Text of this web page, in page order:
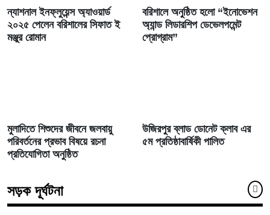
ন্যাশনাল ইনফ্লুয়েন্স অ্যাওয়ার্ড
২০২৫ পেলেন বরিশালের সিফাত ই
মঞ্জুর রোমান
বরিশালে অনুষ্ঠিত হলো “ইনোভেশন
অ্যান্ড লিডারশিপ ডেভেলপমেন্ট
প্রোগ্রাম”
মুলাদিতে শিশুদের জীবনে জলবায়ু
পরিবর্তনের প্রভাব বিষয়ে রচনা
প্রতিযোগিতা অনুষ্ঠিত
উজিরপুর ব্লাড ডোনেট ক্লাব এর
৫ম প্রতিষ্ঠাবার্ষিকী পালিত
সড়ক দূর্ঘটনা